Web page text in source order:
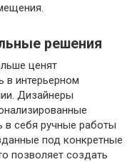
решения
ценят
в интерьерном
Дизайнеры
в себя ручные работы
под конкретные
позволяет создать